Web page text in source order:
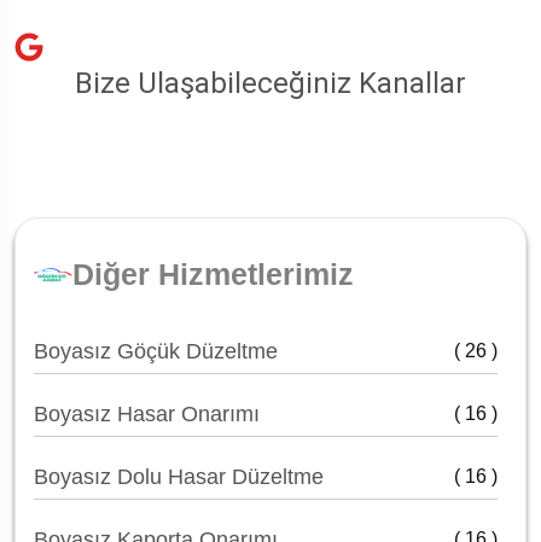
Bize Ulaşabileceğiniz Kanallar
Diğer Hizmetlerimiz
Boyasız Göçük Düzeltme ( 26 )
Boyasız Hasar Onarımı ( 16 )
Boyasız Dolu Hasar Düzeltme ( 16 )